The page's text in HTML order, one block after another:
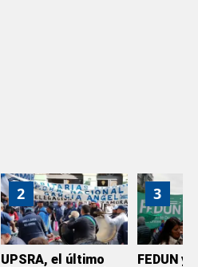
2
UPSRA, el último
3
FEDUN y